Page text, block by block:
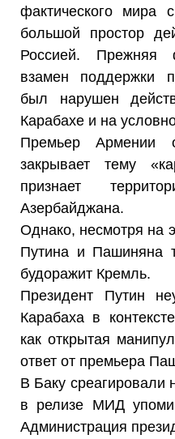
фактического мира
большой простор
Россией. Прежняя
взамен поддержки
был нарушен
Карабахе и на
Премьер Армении
закрывает тему
признает
Азербайджана.
Однако, несмотря на
Путина и Пашиняна
будоражит Кремль.
Президент Путин
Карабаха в
как открытая
ответ от премьера
В Баку
в релизе МИД
Администрация